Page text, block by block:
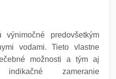
predovšetkým
vodami. Tieto vlastne
možnosti a tým aj
zameranie